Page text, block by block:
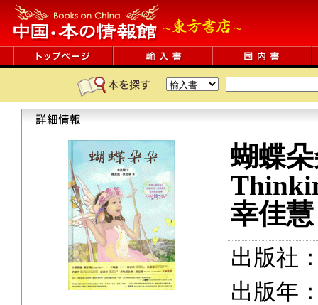
蝴蝶
幸佳
出版社
出版年